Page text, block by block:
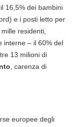
16,5% dei bambini
e i posti letto per
residenti,
interne – il 60% del
13 milioni di
, carenza di
europee degli